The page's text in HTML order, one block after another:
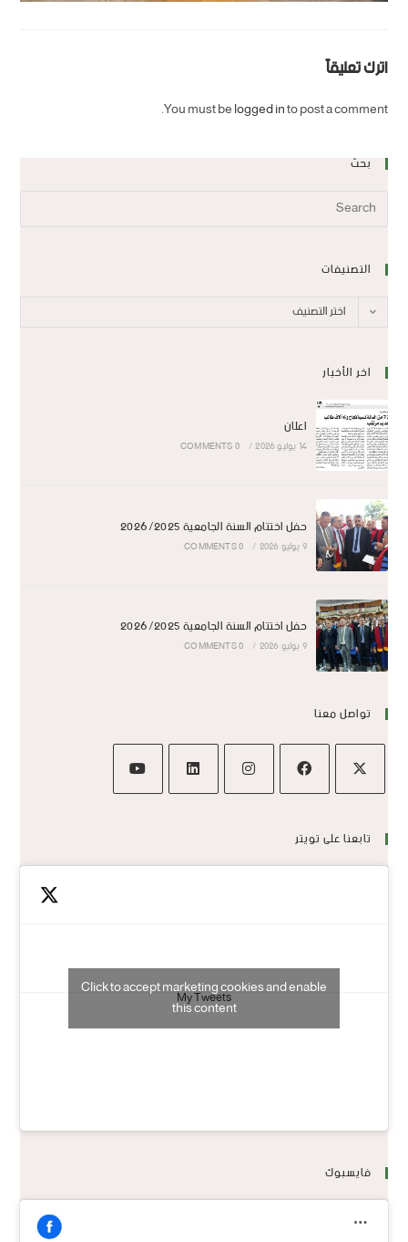
اترك تعليقاً
You must belogged into post a comment.
بحث
التصنيفات
اختر التصنيف
اخر الأخبار
اعلان
14 يوليو 2026 /
0 COMMENTS
حفل اختتام السنة الجامعية 2026/2025
9 يوليو 2026 /
0 COMMENTS
حفل اختتام السنة الجامعية 2026/2025
9 يوليو 2026 /
0 COMMENTS
تواصل معنا
تابعنا على تويتر
My Tweets
Click to accept marketing cookies and enable
this content
فايسبوك